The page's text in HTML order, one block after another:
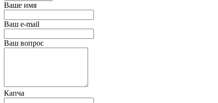
Ваше имя
Ваш e-mail
Ваш вопрос
Капча